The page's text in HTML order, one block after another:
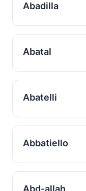
Abadilla
Abatal
Abatelli
Abbatiello
Abd-allah